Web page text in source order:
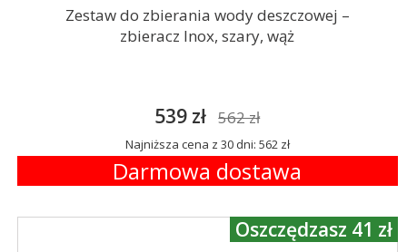
Zestaw do zbierania wody deszczowej –
zbieracz Inox, szary, wąż
539 zł 562 zł
Najniższa cena z 30 dni: 562 zł
Darmowa dostawa
Oszczędzasz 41 zł